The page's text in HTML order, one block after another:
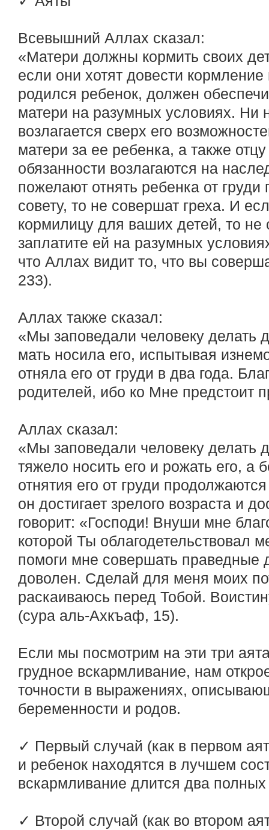
Всевышний Аллах сказал:
«Матери должны кормить своих
если они хотят довести кормление
родился ребенок, должен
матери на разумных условиях. Ни
возлагается сверх его
матери за ее ребенка, а также
обязанности возлагаются на
пожелают отнять ребенка от
совету, то не совершат греха. И
кормилицу для ваших детей, то не
заплатите ей на разумных
что Аллах видит то, что вы
233).
Аллах также сказал:
«Мы заповедали человеку делать
мать носила его, испытывая
отняла его от груди в два года.
родителей, ибо ко Мне предстоит
Аллах сказал:
«Мы заповедали человеку делать
тяжело носить его и рожать его, а
отнятия его от груди
он достигает зрелого возраста и
говорит: «Господи! Внуши мне
которой Ты облагодетельствовал
помоги мне совершать праведные
доволен. Сделай для меня моих
раскаиваюсь перед Тобой.
(сура аль-Ахкъаф, 15).
Если мы посмотрим на эти три
грудное вскармливание, нам
точности в выражениях,
беременности и родов.
✓ Первый случай (как в первом
и ребенок находятся в лучшем
вскармливание длится два полных
✓ Второй случай (как во втором